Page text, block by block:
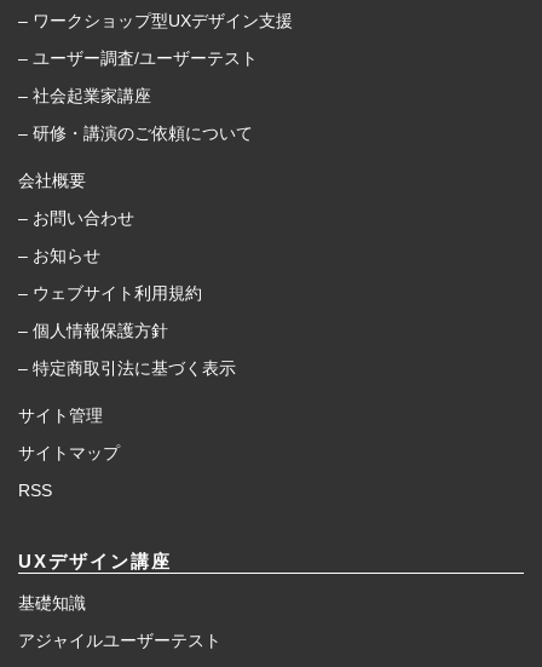
– ワークショップ型UXデザイン支援
– ユーザー調査/ユーザーテスト
– 社会起業家講座
– 研修・講演のご依頼について
会社概要
– お問い合わせ
– お知らせ
– ウェブサイト利用規約
– 個人情報保護方針
– 特定商取引法に基づく表示
サイト管理
サイトマップ
RSS
UXデザイン講座
基礎知識
アジャイルユーザーテスト